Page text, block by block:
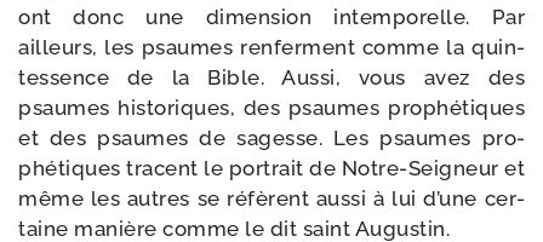
ont donc une dimen­sion intem­po­relle. Par
ailleurs, les psaumes ren­ferment comme la quin­
tes­sence de la Bible. Aussi, vous avez des
psaumes his­to­riques, des psaumes pro­phé­tiques
et des psaumes de sagesse. Les psaumes pro­
phé­tiques tracent le por­trait de Notre-​Seigneur et
même les autres se réfèrent aus­si à lui d’une cer­
taine manière comme le dit saint Augustin.